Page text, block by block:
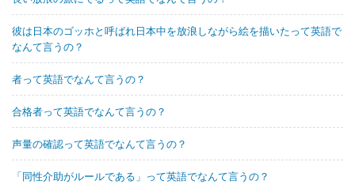
彼は日本のゴッホと呼ばれ日本中を放浪しながら絵を描いたって英語で
なんて言うの？
者って英語でなんて言うの？
合格者って英語でなんて言うの？
声量の確認って英語でなんて言うの？
「同性介助がルールである」って英語でなんて言うの？